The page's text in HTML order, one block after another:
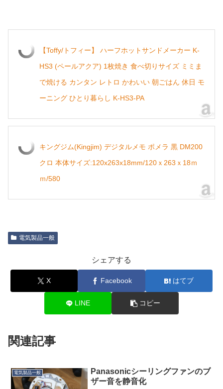
【Toffy/トフィー】 ハーフホットサンドメーカー K-
HS3 (ペールアクア) 1枚焼き 食べ切りサイズ ミミま
で焼ける カンタン レトロ かわいい 朝ごはん 休日 モ
ーニング ひとり暮らし K-HS3-PA
キングジム(Kingjim) デジタルメモ ポメラ 黒 DM200
クロ 本体サイズ:120x263x18mm/120ｘ263ｘ18ｍ
ｍ/580
電気製品一般
シェアする
X Facebook はてブ
LINE コピー
関連記事
電気製品一般
Panasonicシーリングファンのブ
ザー音を静音化